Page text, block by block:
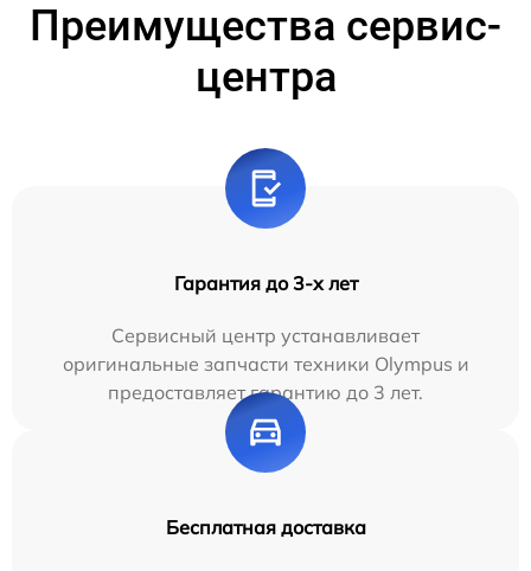
Преимущества сервис-
центра
Гарантия до 3-х лет
Сервисный центр устанавливает
оригинальные запчасти техники Olympus и
предоставляет гарантию до 3 лет.
Бесплатная доставка